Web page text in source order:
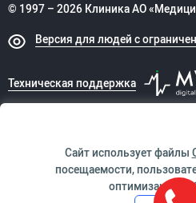
© 1997 – 2026 Клиника АО
Версия для людей с
Техническая поддержка
ИМЕЮТСЯСайт использует файлы
посещаемости,
оптимизации